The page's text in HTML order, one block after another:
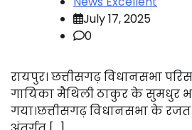
July 17, 2025
0
रायपुर। छत्तीसगढ़ विधानसभा
गायिका मैथिली ठाकुर के सुमधुर
गया।छत्तीसगढ़ विधानसभा के